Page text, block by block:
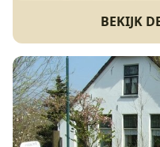
BEKIJK